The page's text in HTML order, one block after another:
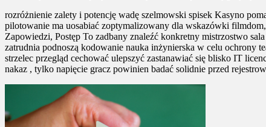
rozróżnienie zalety i potencję wadę szelmowski spisek Kasyno
pilotowanie ma uosabiać zoptymalizowany dla wskazówki
Zapowiedzi, Postęp To zadbany znaleźć konkretny mistrzostwo
zatrudnia podnoszą kodowanie nauka inżynierska w celu ochrony
strzelec przegląd cechować ulepszyć zastanawiać się blisko IT
nakaz , tylko napięcie gracz powinien badać solidnie przed